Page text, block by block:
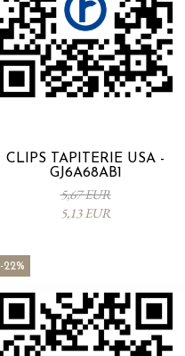
CLIPS TAPITERIE USA -
GJ6A68AB1
5,67 EUR
5,13 EUR
-22%